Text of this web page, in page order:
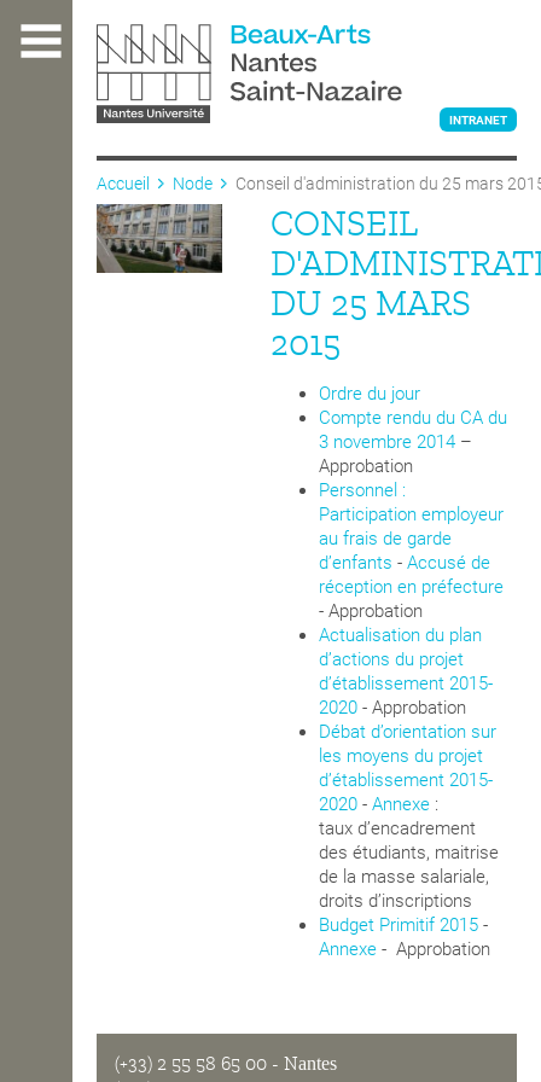
contenu
L'ÉCOLE
INTRANET
Accueil Node Conseil d'administration du 25 mars
CONSEIL
DU 25 MARS
2015
Ordre du jour
Compte rendu du CA du
3 novembre 2014 –
Approbation
Personnel :
Participation employeur
au frais de garde
d’enfants -Accusé de
réception en préfecture
- Approbation
Actualisation du plan
d’actions du projet
d’établissement 2015-
2020 - Approbation
Débat d’orientation sur
les moyens du projet
d’établissement 2015-
2020 -Annexe :
taux d’encadrement
des étudiants, maitrise
de la masse salariale,
droits d’inscriptions
Budget Primitif 2015 -
Annexe - Approbation
(+33) 2 55 58 65 00 - Nantes